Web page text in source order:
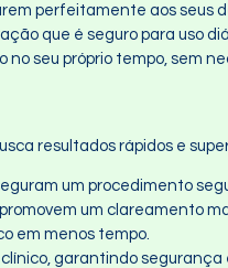
perfeitamente aos seus
que é seguro para uso
no seu próprio tempo, sem
resultados rápidos e
um procedimento
um clareamento
em menos tempo.
garantindo segurança